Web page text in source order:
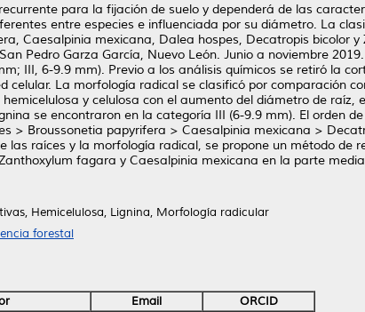
para la fijación de suelo y dependerá de las
entre especies e influenciada por su diámetro. La
Caesalpinia mexicana, Dalea hospes, Decatropis bicolor
Pedro Garza García, Nuevo León. Junio a noviembre
III, 6-9.9 mm). Previo a los análisis químicos se retiró la
La morfología radical se clasificó por comparación
y celulosa con el aumento del diámetro de raíz,
se encontraron en la categoría III (6-9.9 mm). El orden
> Broussonetia papyrifera > Caesalpinia mexicana >
las raíces y la morfología radical, se propone un método de
fagara y Caesalpinia mexicana en la parte
Hemicelulosa, Lignina, Morfología radicular
forestal
Email
ORCID